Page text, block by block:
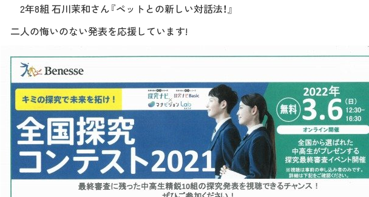
2年8組 石川茉和さん『ペットとの新しい対話法！』
二人の悔いのない発表を応援しています!